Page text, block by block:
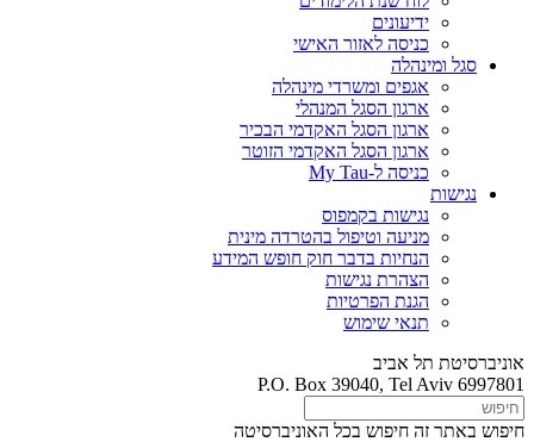
ידיעונים
כניסה לאזור האישי
סגל ומינהלה
אגפים ומשרדי מינהלה
ארגון הסגל המנהלי
ארגון הסגל האקדמי הבכיר
ארגון הסגל האקדמי הזוטר
כניסה ל-My Tau
נגישות
נגישות בקמפוס
מניעה וטיפול בהטרדה מינית
הנחיות בדבר חוק חופש המידע
הצהרת נגישות
הגנת הפרטיות
תנאי שימוש
אוניברסיטת תל אביב
P.O. Box 39040, Tel Aviv 6997801
חיפוש באתר זה חיפוש בכל האוניברסיטה